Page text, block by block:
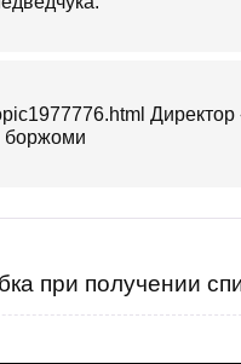
боржоми
при получении